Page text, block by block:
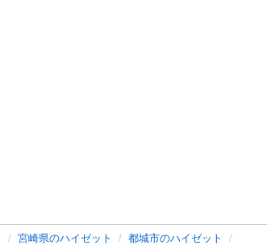
宮崎県のハイゼット
都城市のハイゼット